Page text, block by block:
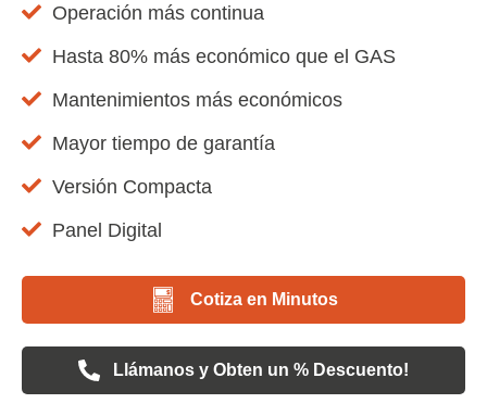
Operación más continua
Hasta 80% más económico que el GAS
Mantenimientos más económicos
Mayor tiempo de garantía
Versión Compacta
Panel Digital
Cotiza en Minutos
Llámanos y Obten un % Descuento!